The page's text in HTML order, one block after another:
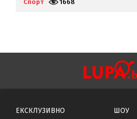
Спорт 1668
ЕКСКЛУЗИВНО
ШОУ